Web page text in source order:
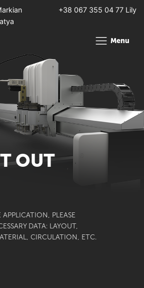
+38 067 355 04 77 Lily
Menu
OUT
PLEASE
DATA: LAYOUT,
CIRCULATION, ETC.